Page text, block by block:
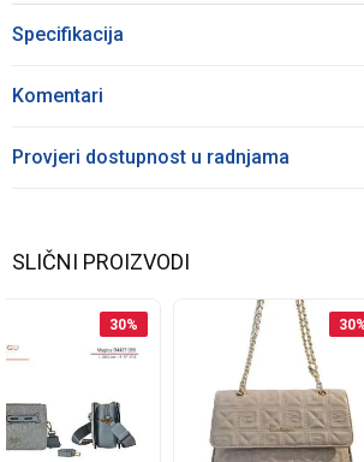
Specifikacija
Komentari
Provjeri dostupnost u radnjama
SLIČNI PROIZVODI
30% 30